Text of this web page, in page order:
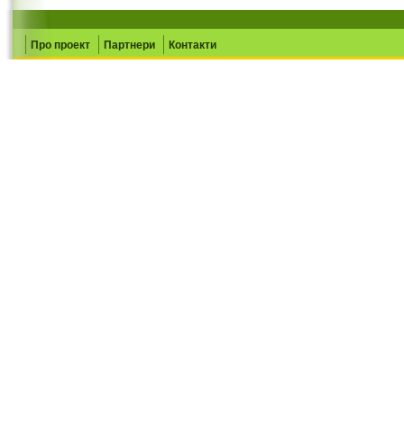
Про проект Партнери Контакти